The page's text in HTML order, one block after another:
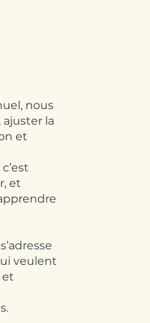
nous
ajuster la
et
et
veulent
et